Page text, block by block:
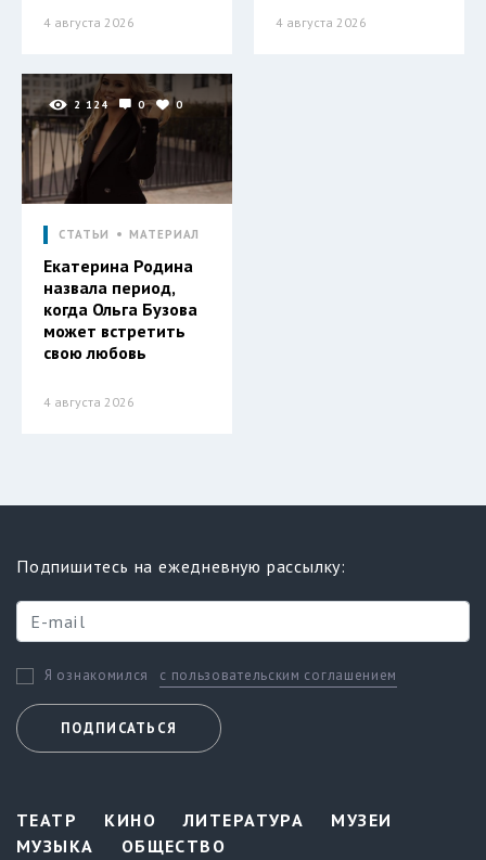
4 августа 2026 4 августа 2026
2 124 0 0
СТАТЬИ МАТЕРИАЛ
Екатерина Родина
назвала период,
когда Ольга Бузова
может встретить
свою любовь
4 августа 2026
Подпишитесь на ежедневную рассылку:
Я ознакомился с пользовательским соглашением
ПОДПИСАТЬСЯ
ТЕАТР КИНО ЛИТЕРАТУРА
МУЗЕИ
МУЗЫКА
ОБЩЕСТВО